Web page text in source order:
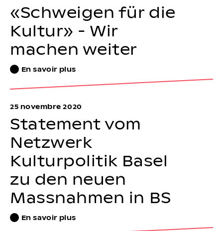
«Schweigen für die
Kultur» - Wir
machen weiter
En savoir plus
25 novembre 2020
Statement vom
Netzwerk
Kulturpolitik Basel
zu den neuen
Massnahmen in BS
En savoir plus